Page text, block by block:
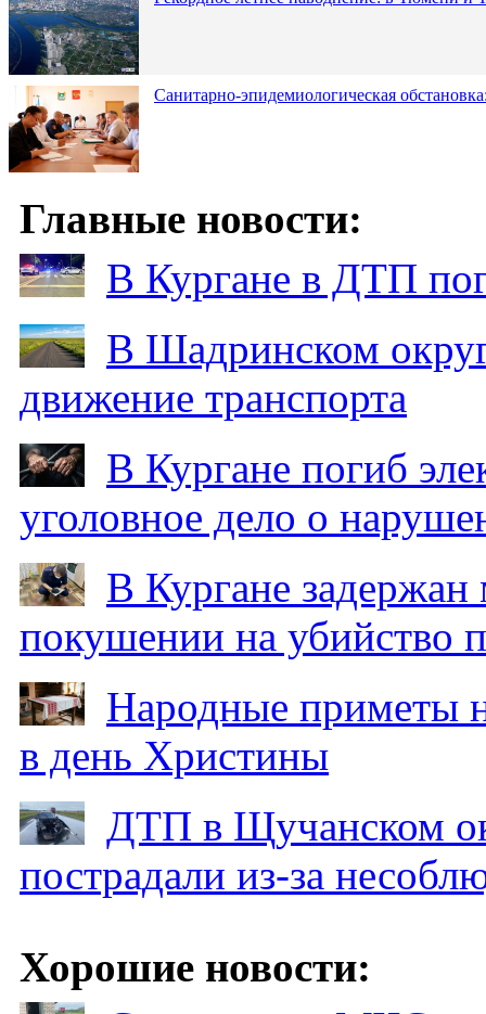
Санитарно-эпидемиологическая
Главные новости:
В Кургане в ДТП
В Шадринском
движение транспорта
В Кургане погиб
уголовное дело о
В Кургане
покушении на убийство
Народные приметы
в день Христины
ДТП в Щучанском
пострадали из-за
Хорошие новости: